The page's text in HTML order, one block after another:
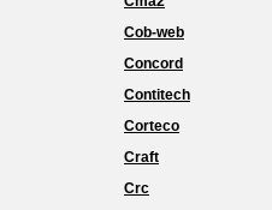
Cob-web
Concord
Contitech
Corteco
Craft
Crc